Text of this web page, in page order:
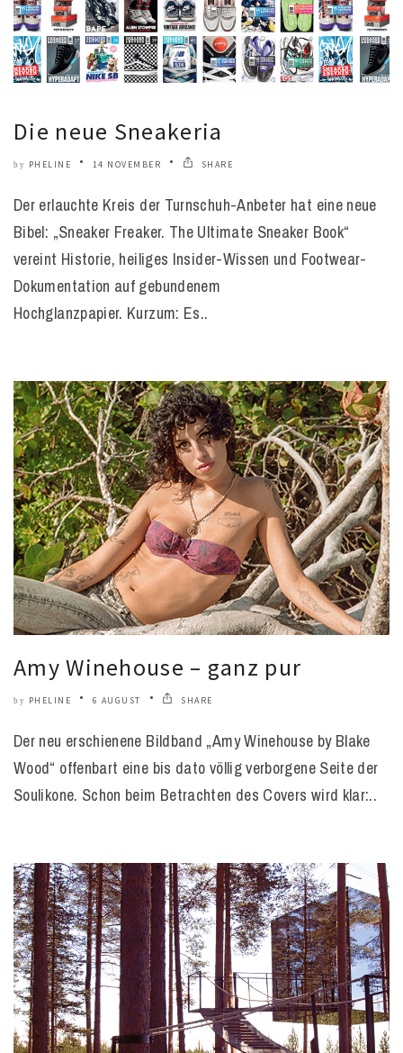
Die neue Sneakeria
by PHELINE 14 NOVEMBER SHARE
Der erlauchte Kreis der Turnschuh-Anbeter hat eine neue
Bibel: „Sneaker Freaker. The Ultimate Sneaker Book“
vereint Historie, heiliges Insider-Wissen und Footwear-
Dokumentation auf gebundenem
Hochglanzpapier. Kurzum: Es..
Amy Winehouse – ganz pur
by PHELINE 6 AUGUST SHARE
Der neu erschienene Bildband „Amy Winehouse by Blake
Wood“ offenbart eine bis dato völlig verborgene Seite der
Soulikone. Schon beim Betrachten des Covers wird klar:..